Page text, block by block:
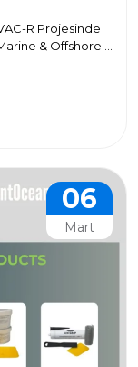
R Projesinde
& Offshore
06
Mart